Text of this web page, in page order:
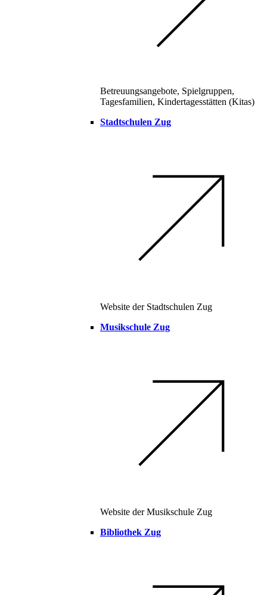
Betreuungsangebote, Spielgruppen,
Tagesfamilien, Kindertagesstätten (Kitas)
Stadtschulen Zug
Website der Stadtschulen Zug
Musikschule Zug
Website der Musikschule Zug
Bibliothek Zug